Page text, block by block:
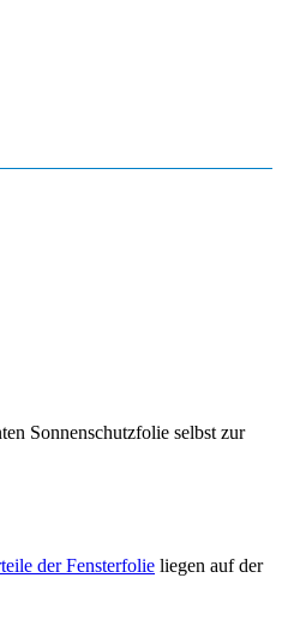
Sonnenschutzfolie selbst zur
der Fensterfolie liegen auf der